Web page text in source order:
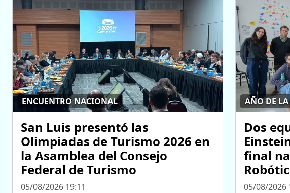
ENCUENTRO NACIONAL
San Luis presentó las
Olimpiadas de Turismo 2026 en
la Asamblea del Consejo
Federal de Turismo
05/08/2026 19:11
AÑO DE
Dos
final
05/08/2026